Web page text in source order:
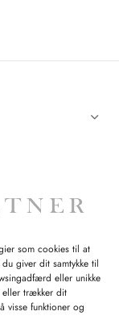
som cookies til at
giver dit samtykke til
eller unikke
eller trækker dit
visse funktioner og